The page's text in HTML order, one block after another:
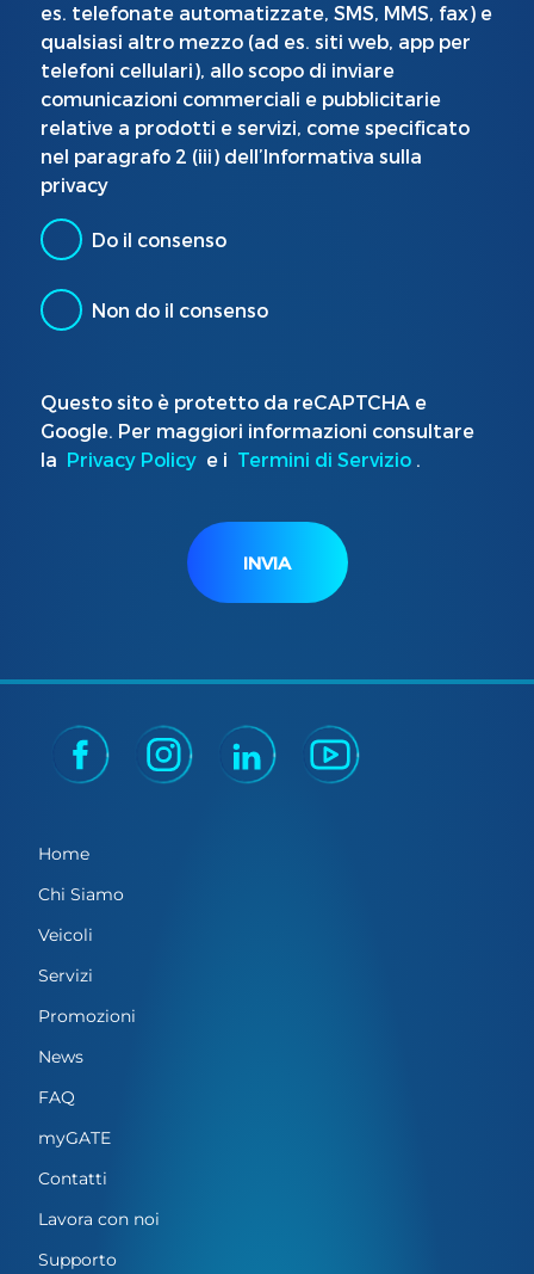
es. telefonate automatizzate, SMS, MMS, fax) e
qualsiasi altro mezzo (ad es. siti web, app per
telefoni cellulari), allo scopo di inviare
comunicazioni commerciali e pubblicitarie
relative a prodotti e servizi, come specificato
nel paragrafo 2 (iii) dell’Informativa sulla
privacy
Do il consenso
Non do il consenso
Questo sito è protetto da reCAPTCHA e
Google. Per maggiori informazioni consultare
la Privacy Policy e i Termini di Servizio .
INVIA
Home
Chi Siamo
Veicoli
Servizi
Promozioni
News
FAQ
myGATE
Contatti
Lavora con noi
Supporto